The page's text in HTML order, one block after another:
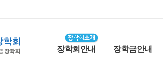
장학회안내 장학금안내